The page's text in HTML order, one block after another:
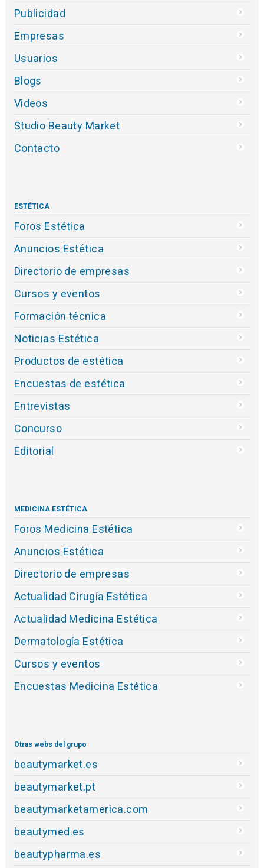
Publicidad
Empresas
Usuarios
Blogs
Videos
Studio Beauty Market
Contacto
ESTÉTICA
Foros Estética
Anuncios Estética
Directorio de empresas
Cursos y eventos
Formación técnica
Noticias Estética
Productos de estética
Encuestas de estética
Entrevistas
Concurso
Editorial
MEDICINA ESTÉTICA
Foros Medicina Estética
Anuncios Estética
Directorio de empresas
Actualidad Cirugía Estética
Actualidad Medicina Estética
Dermatología Estética
Cursos y eventos
Encuestas Medicina Estética
Otras webs del grupo
beautymarket.es
beautymarket.pt
beautymarketamerica.com
beautymed.es
beautypharma.es